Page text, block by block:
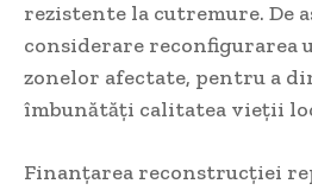
rezistente la cutremure. De
considerare reconfigurarea
zonelor afectate, pentru a
îmbunătăți calitatea vieții
Finanțarea reconstrucției